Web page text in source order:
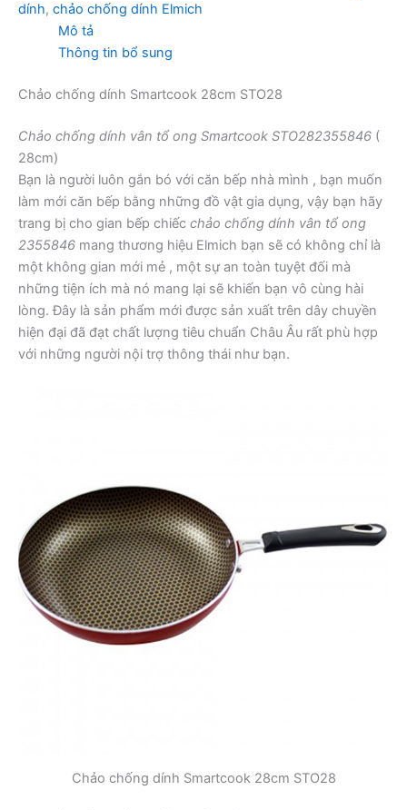
dính, chảo chống dính Elmich
Mô tả
Thông tin bổ sung
Chảo chống dính Smartcook 28cm STO28
Chảo chống dính vân tổ ong Smartcook STO282355846 (
28cm)
Bạn là người luôn gắn bó với căn bếp nhà mình , bạn muốn
làm mới căn bếp bằng những đồ vật gia dụng, vậy bạn hãy
trang bị cho gian bếp chiếc chảo chống dính vân tổ ong
2355846 mang thương hiệu Elmich bạn sẽ có không chỉ là
một không gian mới mẻ , một sự an toàn tuyệt đối mà
những tiện ích mà nó mang lại sẽ khiến bạn vô cùng hài
lòng. Đây là sản phẩm mới được sản xuất trên dây chuyền
hiện đại đã đạt chất lượng tiêu chuẩn Châu Âu rất phù hợp
với những người nội trợ thông thái như bạn.
Chảo chống dính Smartcook 28cm STO28